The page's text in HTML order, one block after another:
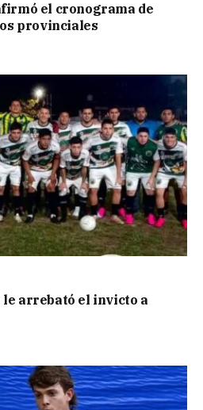
el cronograma de
provinciales
le arrebató el invicto a